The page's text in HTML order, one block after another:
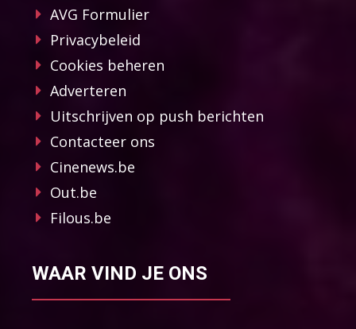
AVG Formulier
Privacybeleid
Cookies beheren
Adverteren
Uitschrijven op push berichten
Contacteer ons
Cinenews.be
Out.be
Filous.be
WAAR VIND JE ONS